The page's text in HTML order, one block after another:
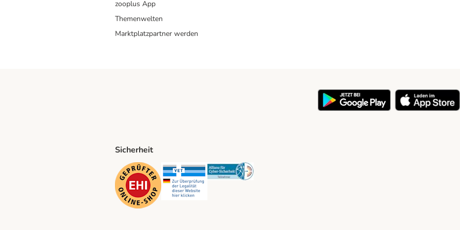
zooplus App
Themenwelten
Marktplatzpartner werden
Method
Sicherheit
Security Security Security